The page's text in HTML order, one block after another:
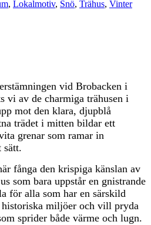
, Lokalmotiv, Snö, Trähus, Vinter
vid Brobacken i
vi av de charmiga trähusen i
mot den klara, djupblå
trädet i mitten bildar ett
grenar som ramar in
sätt.
fånga den krispiga känslan av
som bara uppstår en gnistrande
för alla som har en särskild
miljöer och vill pryda
sprider både värme och lugn.